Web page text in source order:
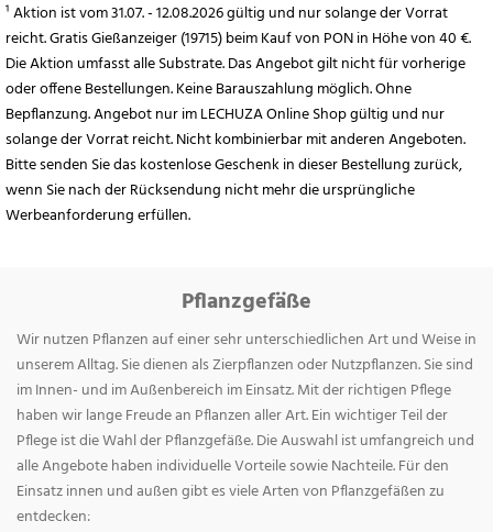
¹ Aktion ist vom 31.07. - 12.08.2026 gültig und nur solange der Vorrat
reicht. Gratis Gießanzeiger (19715) beim Kauf von PON in Höhe von 40 €.
Die Aktion umfasst alle Substrate. Das Angebot gilt nicht für vorherige
oder offene Bestellungen. Keine Barauszahlung möglich. Ohne
Bepflanzung. Angebot nur im LECHUZA Online Shop gültig und nur
solange der Vorrat reicht. Nicht kombinierbar mit anderen Angeboten.
Bitte senden Sie das kostenlose Geschenk in dieser Bestellung zurück,
wenn Sie nach der Rücksendung nicht mehr die ursprüngliche
Werbeanforderung erfüllen.
Pflanzgefäße
Wir nutzen Pflanzen auf einer sehr unterschiedlichen Art und Weise in
unserem Alltag. Sie dienen als Zierpflanzen oder Nutzpflanzen. Sie sind
im Innen- und im Außenbereich im Einsatz. Mit der richtigen Pflege
haben wir lange Freude an Pflanzen aller Art. Ein wichtiger Teil der
Pflege ist die Wahl der Pflanzgefäße. Die Auswahl ist umfangreich und
alle Angebote haben individuelle Vorteile sowie Nachteile. Für den
Einsatz innen und außen gibt es viele Arten von Pflanzgefäßen zu
entdecken: